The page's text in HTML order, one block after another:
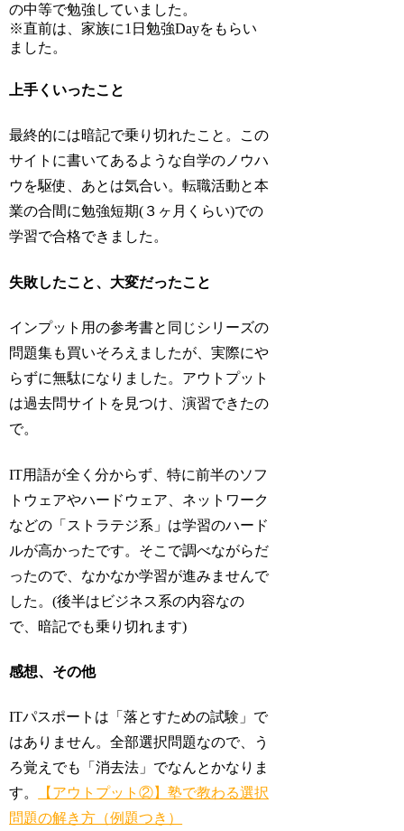
の中等で勉強していました。
※直前は、家族に1日勉強Dayをもらい
ました。
上手くいったこと
最終的には暗記で乗り切れたこと。この
サイトに書いてあるような自学のノウハ
ウを駆使、あとは気合い。転職活動と本
業の合間に勉強短期(３ヶ月くらい)での
学習で合格できました。
失敗したこと、大変だったこと
インプット用の参考書と同じシリーズの
問題集も買いそろえましたが、実際にや
らずに無駄になりました。アウトプット
は過去問サイトを見つけ、演習できたの
で。
IT用語が全く分からず、特に前半のソフ
トウェアやハードウェア、ネットワーク
などの「ストラテジ系」は学習のハード
ルが高かったです。そこで調べながらだ
ったので、なかなか学習が進みませんで
した。(後半はビジネス系の内容なの
で、暗記でも乗り切れます)
感想、その他
ITパスポートは「落とすための試験」で
はありません。全部選択問題なので、う
ろ覚えでも「消去法」でなんとかなりま
す。
【アウトプット②】塾で教わる選択
問題の解き方（例題つき）